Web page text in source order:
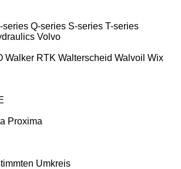
series Q-series S-series T-series
Volvo
Walker RTK Walterscheid Walvoil Wix
Proxima
Umkreis